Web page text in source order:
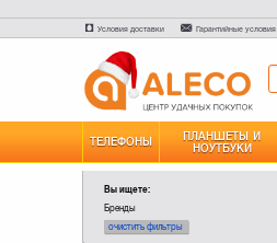
Условия доставки Гарантийные условия
ТЕЛЕФОНЫ
ПЛАНШЕТЫ И
НОУТБУКИ
Вы ищете:
Бренды
очистить фильтры